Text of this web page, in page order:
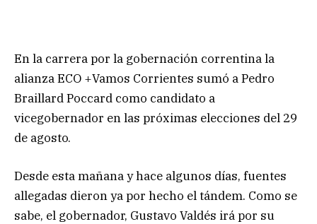
En la carrera por la gobernación correntina la
alianza ECO +Vamos Corrientes sumó a Pedro
Braillard Poccard como candidato a
vicegobernador en las próximas elecciones del 29
de agosto.
Desde esta mañana y hace algunos días, fuentes
allegadas dieron ya por hecho el tándem. Como se
sabe, el gobernador, Gustavo Valdés irá por su